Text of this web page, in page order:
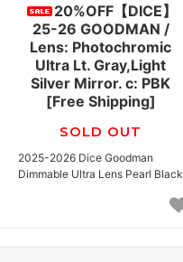
20%OFF【DICE】
25-26 GOODMAN /
Lens: Photochromic
Ultra Lt. Gray,Light
Silver Mirror. c: PBK
[Free Shipping]
SOLD OUT
2025-2026 Dice Goodman
Dimmable Ultra Lens Pearl Black